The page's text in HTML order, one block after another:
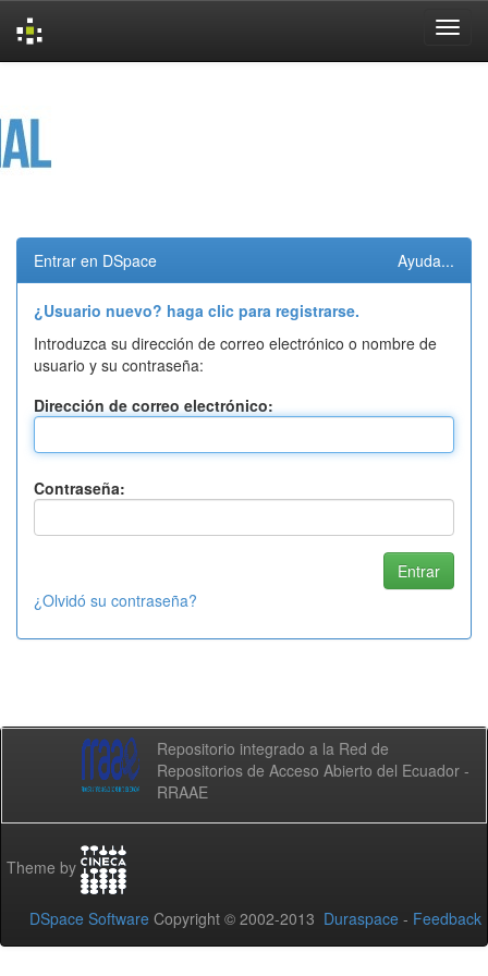
Entrar en DSpace Ayuda...
¿Usuario nuevo? haga clic para registrarse.
Introduzca su dirección de correo electrónico o nombre de
usuario y su contraseña:
Dirección de correo electrónico:
Contraseña:
¿Olvidó su contraseña?
Repositorio integrado a la Red de
Repositorios de Acceso Abierto del Ecuador -
RRAAE
Theme by
DSpace Software Copyright © 2002-2013 Duraspace - Feedback